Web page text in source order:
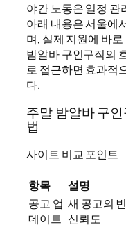
야간 노동은 일정 관
아래 내용은 서울에
며, 실제 지원에 바
밤알바 구인구직의
로 접근하면 효과적
다.
주말 밤알바 구
법
사이트 비교 포인트
항목 설명
공고 업
데이트
새 공고의
신뢰도